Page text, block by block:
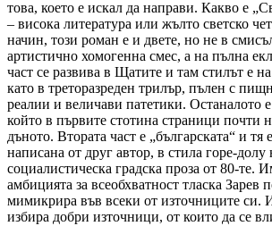
това, което е искал да направи. Какво е
– висока литература или жълто светско
начин, този роман е и двете, но не в
артистично хомогенна смес, а на пълна
част се развива в Щатите и там стилът е
като в треторазреден трилър, пълен с
реалии и величави патетики. Останалото
който в първите стотина страници почти
дъното. Втората част е „българската“ и тя
написана от друг автор, в стила горе-долу
социалистическа градска проза от 80-те.
амбицията за всеобхватност тласка Зарев
мимикрира във всеки от източниците си.
избира добри източници, от които да се